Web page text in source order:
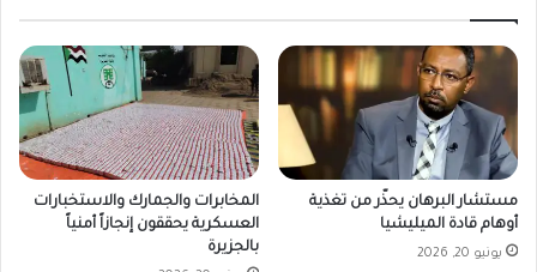
مستشار البرهان يحذّر من تغذية
أوهام قادة الميليشيا
يونيو 20, 2026
المخابرات والجمارك والاستخبارات
العسكرية يحققون إنجازاً أمنياً
بالجزيرة